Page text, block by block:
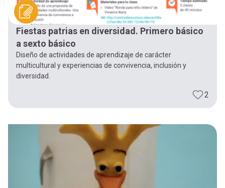
Fiestas patrias en diversidad. Primero básico
a sexto básico
Diseño de actividades de aprendizaje de carácter
multicultural y experiencias de convivencia, inclusión y
diversidad.
2